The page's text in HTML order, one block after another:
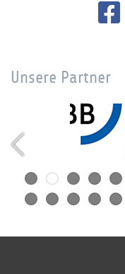
Unsere Partner